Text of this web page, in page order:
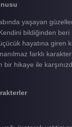
yaşayan
bildiğinden
hayatına giren
farklı
bir hikaye ile